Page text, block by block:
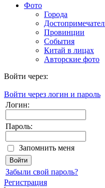
Фото
Города
Провинции
События
Китай в лицах
Авторские фото
Войти через:
Войти через логин и пароль
Логин:
Пароль:
Запомнить меня
Забыли свой пароль?
Регистрация